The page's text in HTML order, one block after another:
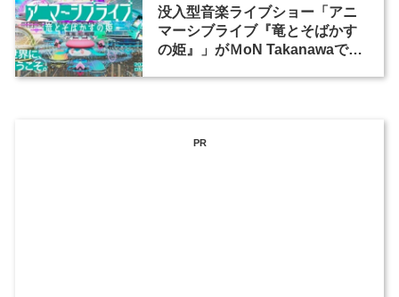
没入型音楽ライブショー「アニ
マーシブライブ『竜とそばかす
の姫』」がＭoN Takanawaで開
PR